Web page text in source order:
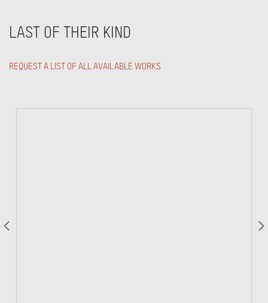
LAST OF THEIR KIND
REQUEST A LIST OF ALL AVAILABLE WORKS